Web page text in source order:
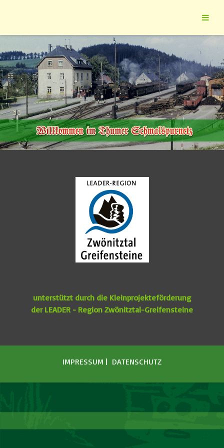
unterstützt durch die Kleinprojekteförderung
der LEADER - Region Zwönitztal-Greifensteine
IMPRESSUM | DATENSCHUTZ